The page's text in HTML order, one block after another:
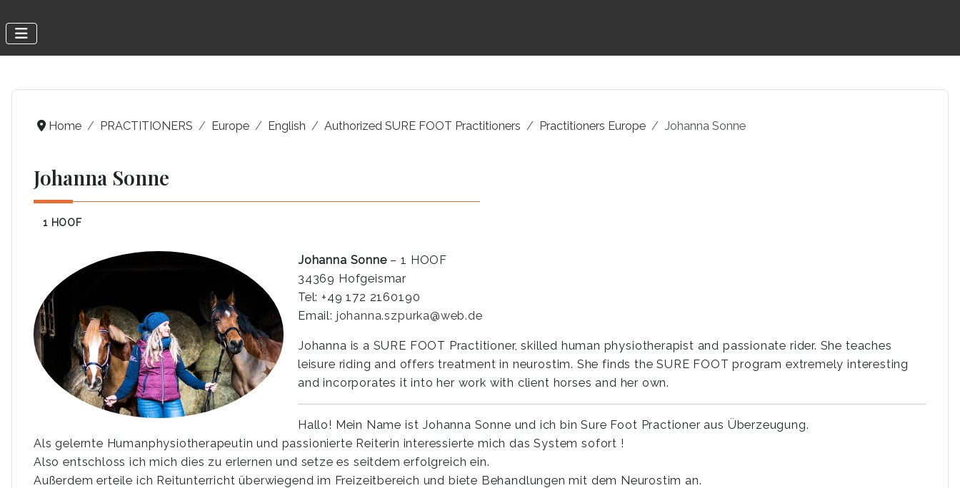
Home PRACTITIONERS Europe English Authorized SURE FOOT Practitioners Practitioners Europe Johanna Sonne
Johanna Sonne
1 HOOF
Johanna Sonne– 1 HOOF
34369 Hofgeismar
Tel: +49 172 2160190
Email: johanna.szpurka@web.de
Johanna is a SURE FOOT Practitioner, skilled human physiotherapist and passionate rider. She teaches
leisure riding and offers treatment in neurostim. She finds the SURE FOOT program extremely interesting
and incorporates it into her work with client horses and her own.
Hallo! Mein Name ist Johanna Sonne und ich bin Sure Foot Practioner aus Überzeugung.
Als gelernte Humanphysiotherapeutin und passionierte Reiterin interessierte mich das System sofort !
Also entschloss ich mich dies zu erlernen und setze es seitdem erfolgreich ein.
Außerdem erteile ich Reitunterricht überwiegend im Freizeitbereich und biete Behandlungen mit dem Neurostim an.